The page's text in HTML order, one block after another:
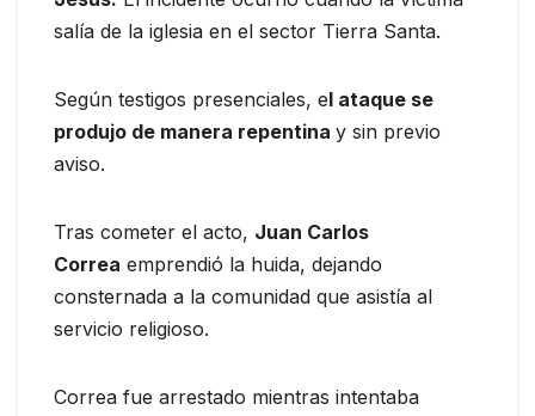
salía de la iglesia en el sector Tierra Santa.
Según testigos presenciales, el ataque se
produjo de manera repentina y sin previo
aviso.
Tras cometer el acto, Juan Carlos
Correa emprendió la huida, dejando
consternada a la comunidad que asistía al
servicio religioso.
Correa fue arrestado mientras intentaba